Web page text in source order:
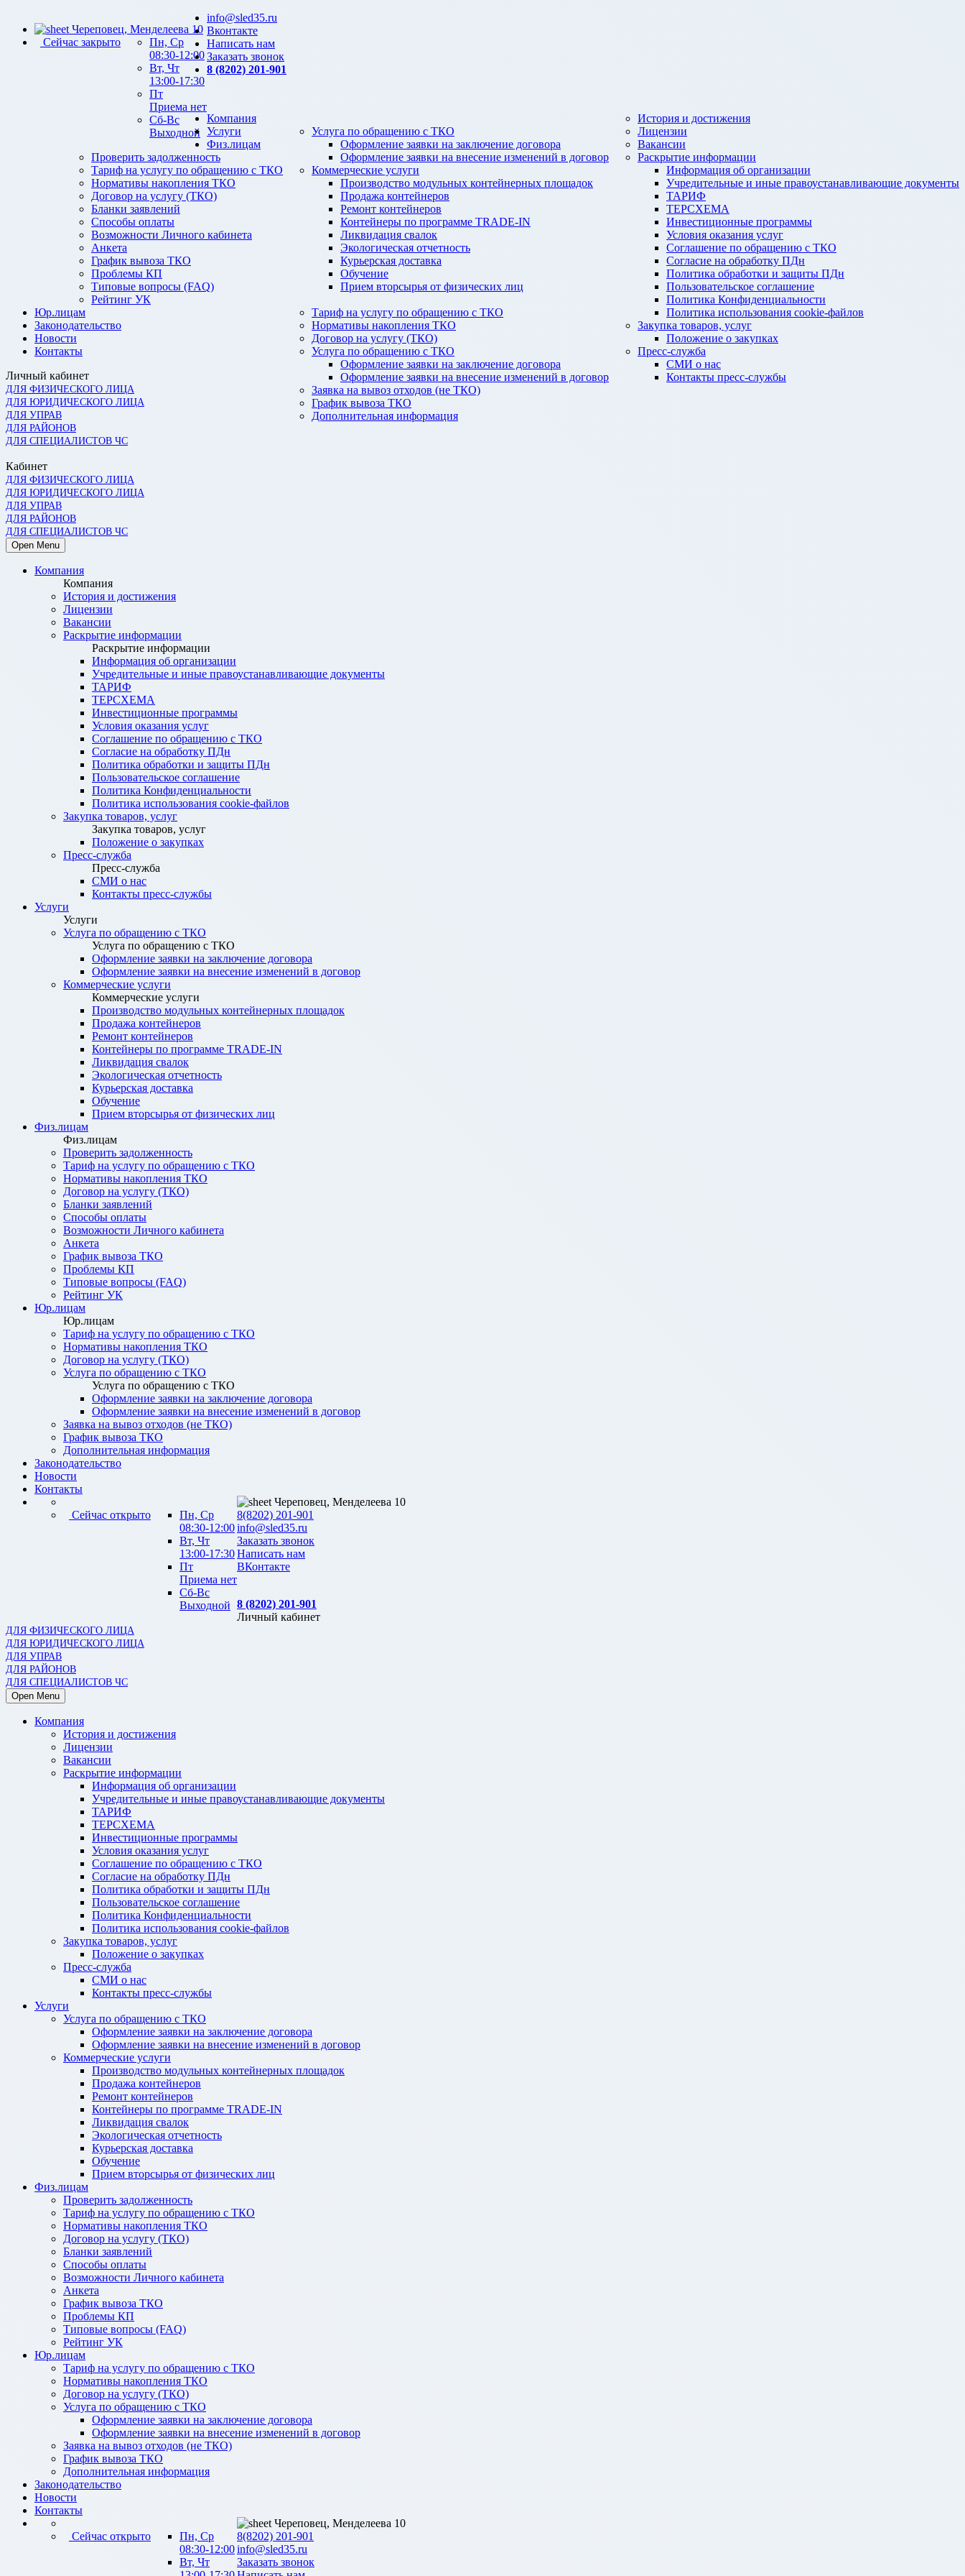
Череповец, Менделеева 10
Сейчас закрыто
Пн, Ср
08:30-12:00
Вт, Чт
13:00-17:30
Пт
Приема нет
Сб-Вс
Выходной
info@sled35.ru
Вконтакте
Написать нам
Заказать звонок
8 (8202) 201-901
Компания
История и достижения
Лицензии
Вакансии
Раскрытие информации
Информация об организации
Учредительные и иные правоустанавливающие документы
ТАРИФ
ТЕРСХЕМА
Инвестиционные программы
Условия оказания услуг
Соглашение по обращению с ТКО
Согласие на обработку ПДн
Политика обработки и защиты ПДн
Пользовательское соглашение
Политика Конфиденциальности
Политика использования cookie-файлов
Закупка товаров, услуг
Положение о закупках
Пресс-служба
СМИ о нас
Контакты пресс-службы
Услуги
Услуга по обращению с ТКО
Оформление заявки на заключение договора
Оформление заявки на внесение изменений в договор
Коммерческие услуги
Производство модульных контейнерных площадок
Продажа контейнеров
Ремонт контейнеров
Контейнеры по программе TRADE-IN
Ликвидация свалок
Экологическая отчетность
Курьерская доставка
Обучение
Прием вторсырья от физических лиц
Физ.лицам
Проверить задолженность
Тариф на услугу по обращению с ТКО
Нормативы накопления ТКО
Договор на услугу (ТКО)
Бланки заявлений
Способы оплаты
Возможности Личного кабинета
Анкета
График вывоза ТКО
Проблемы КП
Типовые вопросы (FAQ)
Рейтинг УК
Юр.лицам
Тариф на услугу по обращению с ТКО
Нормативы накопления ТКО
Договор на услугу (ТКО)
Услуга по обращению с ТКО
Оформление заявки на заключение договора
Оформление заявки на внесение изменений в договор
Заявка на вывоз отходов (не ТКО)
График вывоза ТКО
Дополнительная информация
Законодательство
Новости
Контакты
Личный кабинет
ДЛЯ ФИЗИЧЕСКОГО ЛИЦА
ДЛЯ ЮРИДИЧЕСКОГО ЛИЦА
ДЛЯ УПРАВ
ДЛЯ РАЙОНОВ
ДЛЯ СПЕЦИАЛИСТОВ ЧС
Кабинет
ДЛЯ ФИЗИЧЕСКОГО ЛИЦА
ДЛЯ ЮРИДИЧЕСКОГО ЛИЦА
ДЛЯ УПРАВ
ДЛЯ РАЙОНОВ
ДЛЯ СПЕЦИАЛИСТОВ ЧС
Open Menu
Компания
Компания
История и достижения
Лицензии
Вакансии
Раскрытие информации
Раскрытие информации
Информация об организации
Учредительные и иные правоустанавливающие документы
ТАРИФ
ТЕРСХЕМА
Инвестиционные программы
Условия оказания услуг
Соглашение по обращению с ТКО
Согласие на обработку ПДн
Политика обработки и защиты ПДн
Пользовательское соглашение
Политика Конфиденциальности
Политика использования cookie-файлов
Закупка товаров, услуг
Закупка товаров, услуг
Положение о закупках
Пресс-служба
Пресс-служба
СМИ о нас
Контакты пресс-службы
Услуги
Услуги
Услуга по обращению с ТКО
Услуга по обращению с ТКО
Оформление заявки на заключение договора
Оформление заявки на внесение изменений в договор
Коммерческие услуги
Коммерческие услуги
Производство модульных контейнерных площадок
Продажа контейнеров
Ремонт контейнеров
Контейнеры по программе TRADE-IN
Ликвидация свалок
Экологическая отчетность
Курьерская доставка
Обучение
Прием вторсырья от физических лиц
Физ.лицам
Физ.лицам
Проверить задолженность
Тариф на услугу по обращению с ТКО
Нормативы накопления ТКО
Договор на услугу (ТКО)
Бланки заявлений
Способы оплаты
Возможности Личного кабинета
Анкета
График вывоза ТКО
Проблемы КП
Типовые вопросы (FAQ)
Рейтинг УК
Юр.лицам
Юр.лицам
Тариф на услугу по обращению с ТКО
Нормативы накопления ТКО
Договор на услугу (ТКО)
Услуга по обращению с ТКО
Услуга по обращению с ТКО
Оформление заявки на заключение договора
Оформление заявки на внесение изменений в договор
Заявка на вывоз отходов (не ТКО)
График вывоза ТКО
Дополнительная информация
Законодательство
Новости
Контакты
Сейчас открыто
Пн, Ср
08:30-12:00
Вт, Чт
13:00-17:30
Пт
Приема нет
Сб-Вс
Выходной
Череповец, Менделеева 10
8(8202) 201-901
info@sled35.ru
Заказать звонок
Написать нам
ВКонтакте
8 (8202) 201-901
Личный кабинет
ДЛЯ ФИЗИЧЕСКОГО ЛИЦА
ДЛЯ ЮРИДИЧЕСКОГО ЛИЦА
ДЛЯ УПРАВ
ДЛЯ РАЙОНОВ
ДЛЯ СПЕЦИАЛИСТОВ ЧС
Open Menu
Компания
История и достижения
Лицензии
Вакансии
Раскрытие информации
Информация об организации
Учредительные и иные правоустанавливающие документы
ТАРИФ
ТЕРСХЕМА
Инвестиционные программы
Условия оказания услуг
Соглашение по обращению с ТКО
Согласие на обработку ПДн
Политика обработки и защиты ПДн
Пользовательское соглашение
Политика Конфиденциальности
Политика использования cookie-файлов
Закупка товаров, услуг
Положение о закупках
Пресс-служба
СМИ о нас
Контакты пресс-службы
Услуги
Услуга по обращению с ТКО
Оформление заявки на заключение договора
Оформление заявки на внесение изменений в договор
Коммерческие услуги
Производство модульных контейнерных площадок
Продажа контейнеров
Ремонт контейнеров
Контейнеры по программе TRADE-IN
Ликвидация свалок
Экологическая отчетность
Курьерская доставка
Обучение
Прием вторсырья от физических лиц
Физ.лицам
Проверить задолженность
Тариф на услугу по обращению с ТКО
Нормативы накопления ТКО
Договор на услугу (ТКО)
Бланки заявлений
Способы оплаты
Возможности Личного кабинета
Анкета
График вывоза ТКО
Проблемы КП
Типовые вопросы (FAQ)
Рейтинг УК
Юр.лицам
Тариф на услугу по обращению с ТКО
Нормативы накопления ТКО
Договор на услугу (ТКО)
Услуга по обращению с ТКО
Оформление заявки на заключение договора
Оформление заявки на внесение изменений в договор
Заявка на вывоз отходов (не ТКО)
График вывоза ТКО
Дополнительная информация
Законодательство
Новости
Контакты
Сейчас открыто
Пн, Ср
08:30-12:00
Вт, Чт
Череповец, Менделеева 10
8(8202) 201-901
info@sled35.ru
Заказать звонок